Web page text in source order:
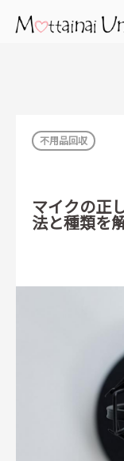
不用品回収
マイクの正
法と種類を